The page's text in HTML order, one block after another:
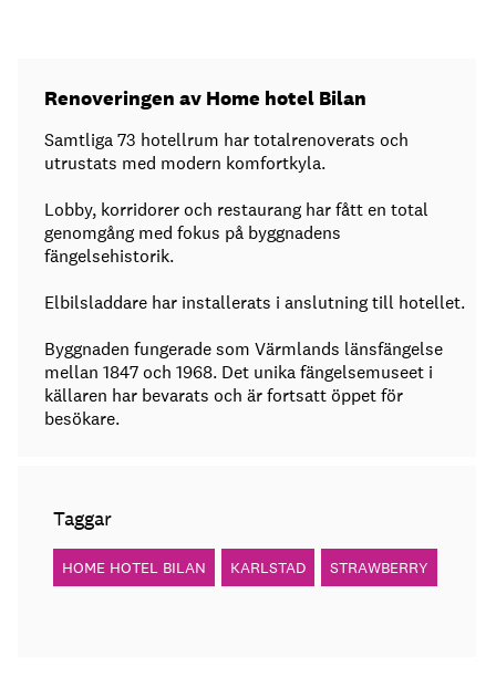
Renoveringen av Home hotel Bilan
Samtliga 73 hotellrum har totalrenoverats och
utrustats med modern komfortkyla.
Lobby, korridorer och restaurang har fått en total
genomgång med fokus på byggnadens
fängelsehistorik.
Elbilsladdare har installerats i anslutning till hotellet.
Byggnaden fungerade som Värmlands länsfängelse
mellan 1847 och 1968. Det unika fängelsemuseet i
källaren har bevarats och är fortsatt öppet för
besökare.
Taggar
HOME HOTEL BILAN KARLSTAD STRAWBERRY